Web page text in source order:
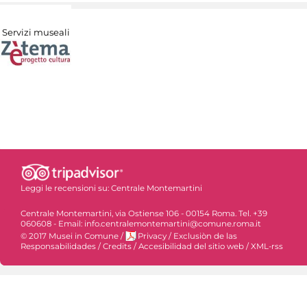
Servizi museali
Leggi le recensioni su: Centrale Montemartini
Centrale Montemartini, via Ostiense 106 - 00154 Roma. Tel. +39
060608 - Email: info.centralemontemartini@comune.roma.it
© 2017 Musei in Comune / Privacy / Exclusiòn de las
Responsabilidades / Credits / Accesibilidad del sitio web / XML-rss